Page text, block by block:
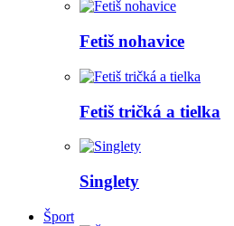
Fetiš nohavice
Fetiš tričká a tielka
Singlety
Šport